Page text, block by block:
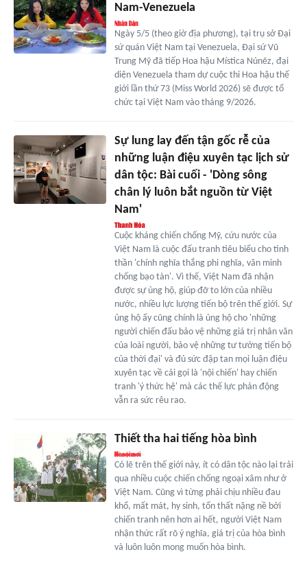
Nam-Venezuela
Ngày 5/5 (theo giờ địa phương), tại trụ sở Đại
sứ quán Việt Nam tại Venezuela, Đại sứ Vũ
Trung Mỹ đã tiếp Hoa hậu Mística Núnẽz, đại
diện Venezuela tham dự cuộc thi Hoa hậu thế
giới lần thứ 73 (Miss World 2026) sẽ được tổ
chức tại Việt Nam vào tháng 9/2026.
Sự lung lay đến tận gốc rễ của
những luận điệu xuyên tạc lịch sử
dân tộc: Bài cuối - 'Dòng sông
chân lý luôn bắt nguồn từ Việt
Nam'
Cuộc kháng chiến chống Mỹ, cứu nước của
Việt Nam là cuộc đấu tranh tiêu biểu cho tinh
thần 'chính nghĩa thắng phi nghĩa, văn minh
chống bạo tàn'. Vì thế, Việt Nam đã nhận
được sự ủng hộ, giúp đỡ to lớn của nhiều
nước, nhiều lực lượng tiến bộ trên thế giới. Sự
ủng hộ ấy cũng chính là ủng hộ cho 'những
người chiến đấu bảo vệ những giá trị nhân văn
của loài người, bảo vệ những tư tưởng tiến bộ
của thời đại' và đủ sức đập tan mọi luận điệu
xuyên tạc về cái gọi là 'nội chiến' hay chiến
tranh 'ý thức hệ' mà các thế lực phản động
vẫn ra sức rêu rao.
Thiết tha hai tiếng hòa bình
Có lẽ trên thế giới này, ít có dân tộc nào lại trải
qua nhiều cuộc chiến chống ngoại xâm như ở
Việt Nam. Cũng vì từng phải chịu nhiều đau
khổ, mất mát, hy sinh, tổn thất nặng nề bởi
chiến tranh nên hơn ai hết, người Việt Nam
nhận thức rất rõ ý nghĩa, giá trị của hòa bình
và luôn luôn mong muốn hòa bình.